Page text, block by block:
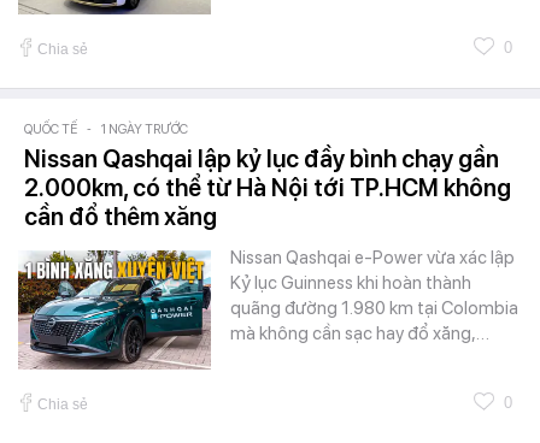
Chia sẻ 0
QUỐC TẾ - 1 NGÀY TRƯỚC
Nissan Qashqai lập kỷ lục đầy bình chạy gần
2.000km, có thể từ Hà Nội tới TP.HCM không
cần đổ thêm xăng
Nissan Qashqai e-Power vừa xác lập
Kỷ lục Guinness khi hoàn thành
quãng đường 1.980 km tại Colombia
mà không cần sạc hay đổ xăng,…
Chia sẻ 0